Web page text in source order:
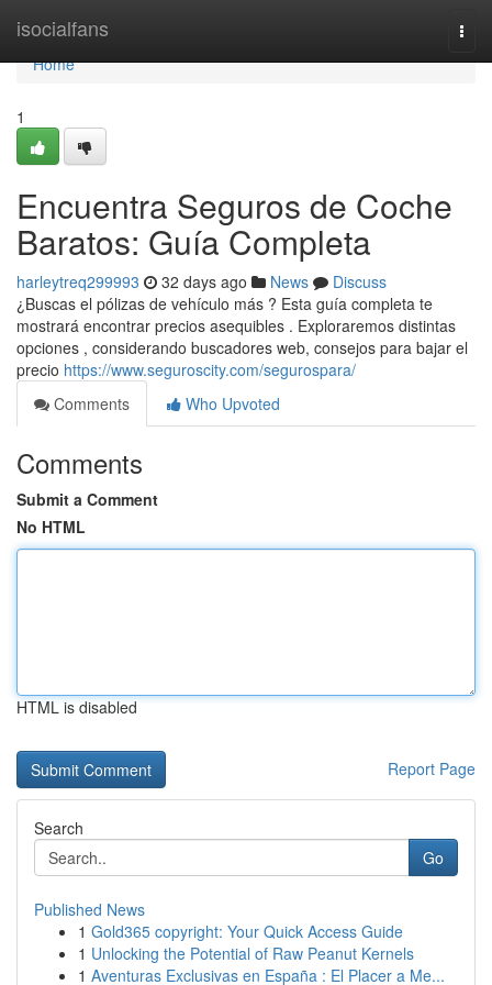
isocialfans
Home
Home
1
Encuentra Seguros de Coche
Baratos: Guía Completa
harleytreq299993 32 days ago News
Discuss
¿Buscas el pólizas de vehículo más ? Esta guía completa te
mostrará encontrar precios asequibles . Exploraremos distintas
opciones , considerando buscadores web, consejos para bajar el
precio https://www.seguroscity.com/segurospara/
Comments
Who Upvoted
Comments
Submit a Comment
No HTML
HTML is disabled
Report Page
Search
Go
Published News
1 Gold365 copyright: Your Quick Access Guide
1 Unlocking the Potential of Raw Peanut Kernels
1 Aventuras Exclusivas en España : El Placer a Me...